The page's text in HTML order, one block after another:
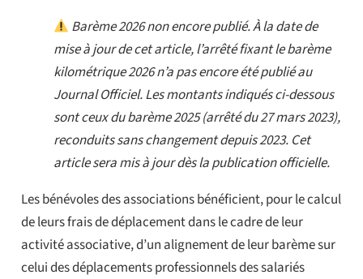
Barème 2026 non encore publié. À la date de
mise à jour de cet article, l’arrêté fixant le barème
kilométrique 2026 n’a pas encore été publié au
Journal Officiel. Les montants indiqués ci-dessous
sont ceux du barème 2025 (arrêté du 27 mars 2023),
reconduits sans changement depuis 2023. Cet
article sera mis à jour dès la publication officielle.
Les bénévoles des associations bénéficient, pour le calcul
de leurs frais de déplacement dans le cadre de leur
activité associative, d’un alignement de leur barème sur
celui des déplacements professionnels des salariés